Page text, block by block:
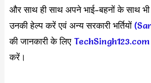
और साथ ही साथ अपने भाई-बहनों के साथ
उनकी हेल्प करें एवं अन्य सरकारी भर्तियों
की जानकारी के लिए
करें।